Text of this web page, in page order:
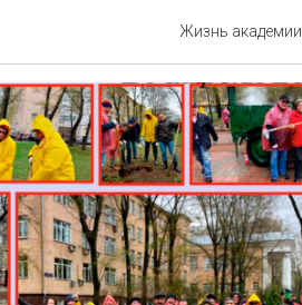
Жизнь академии
АПРЕЛЬ!